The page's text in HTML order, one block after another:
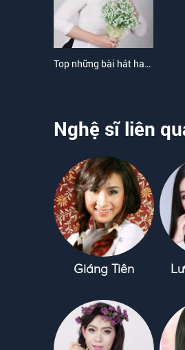
Top những bài hát hay nhất của Dạ Thảo My
Nghệ sĩ liên
Giáng Tiên